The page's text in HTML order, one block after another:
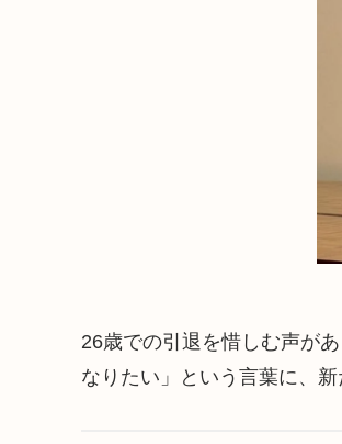
26歳での引退を惜しむ声が
なりたい」という言葉に、